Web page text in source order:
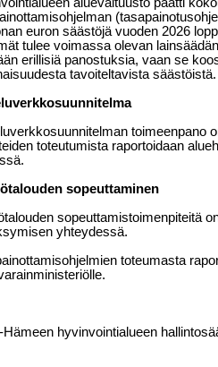
euron säästöjä vuoden 2026
tulee voimassa olevan
erillisiä panostuksia, vaan se
tavoiteltavista säästöistä.
toimeenpano
toteutumista raportoidaan
sopeuttaminen
sopeuttamistoimenpiteitä
yhteydessä.
toteumasta
Hämeen hyvinvointialueen